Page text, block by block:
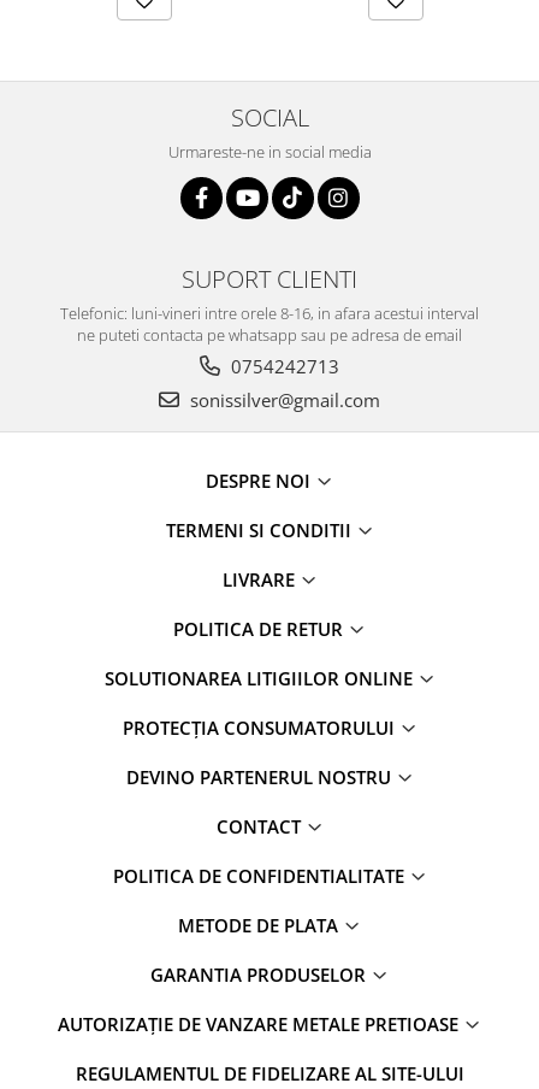
SOCIAL
Urmareste-ne in social media
SUPORT CLIENTI
Telefonic: luni-vineri intre orele 8-16, in afara acestui interval
ne puteti contacta pe whatsapp sau pe adresa de email
0754242713
sonissilver@gmail.com
DESPRE NOI
TERMENI SI CONDITII
LIVRARE
POLITICA DE RETUR
SOLUTIONAREA LITIGIILOR ONLINE
PROTECȚIA CONSUMATORULUI
DEVINO PARTENERUL NOSTRU
CONTACT
POLITICA DE CONFIDENTIALITATE
METODE DE PLATA
GARANTIA PRODUSELOR
AUTORIZAȚIE DE VANZARE METALE PRETIOASE
REGULAMENTUL DE FIDELIZARE AL SITE-ULUI